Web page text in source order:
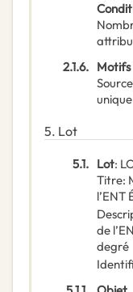
2.1.6. Motifs
5. Lot
5.1. Lot:
Titre:
l’ENT
de
degré